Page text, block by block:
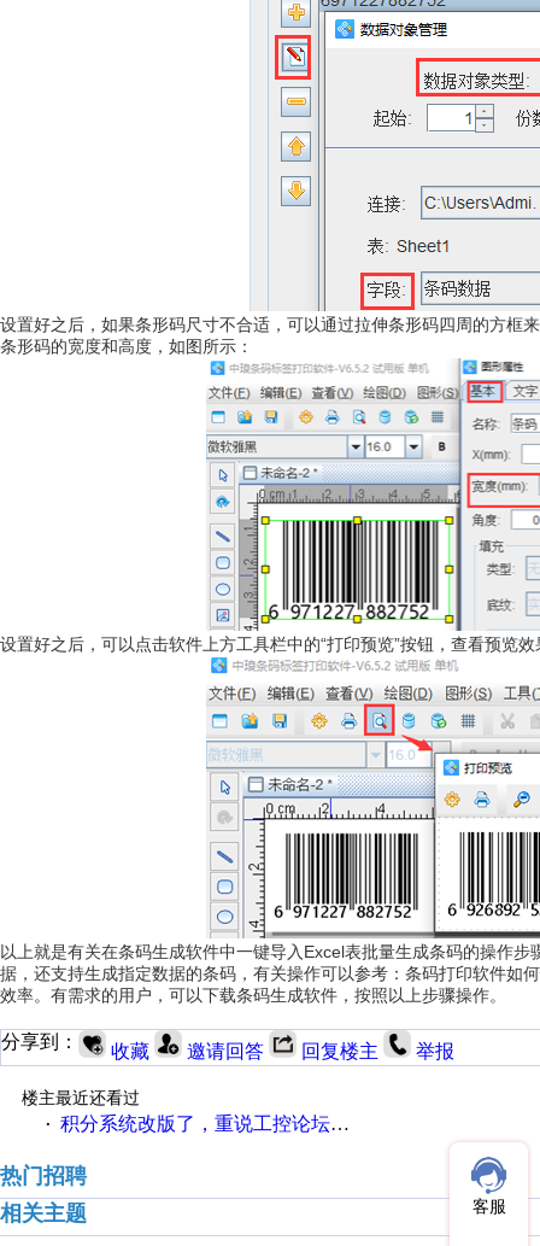
设置好之后，如果条形码尺寸不合适，可以通过拉伸条形码四周的方框
条形码的宽度和高度，如图所示：
设置好之后，可以点击软件上方工具栏中的“打印预览”按钮，查看预览效
以上就是有关在条码生成软件中一键导入Excel表批量生成条码的操作
据，还支持生成指定数据的条码，有关操作可以参考：条码打印软件如
效率。有需求的用户，可以下载条码生成软件，按照以上步骤操作。
分享到： 收藏 邀请回答 回复楼主 举报
楼主最近还看过
· 积分系统改版了，重说工控论坛积分那点事儿……
热门招聘
相关主题
客服